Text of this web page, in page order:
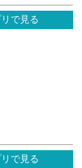
で見る
で見る